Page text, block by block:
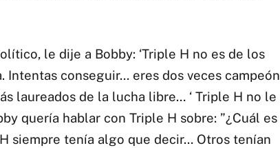
le dije a Bobby: ‘Triple H no es de los
Intentas conseguir… eres dos veces campeón
laureados de la lucha libre… ‘ Triple H no le
quería hablar con Triple H sobre: ​​”¿Cuál es
siempre tenía algo que decir… Otros tenían